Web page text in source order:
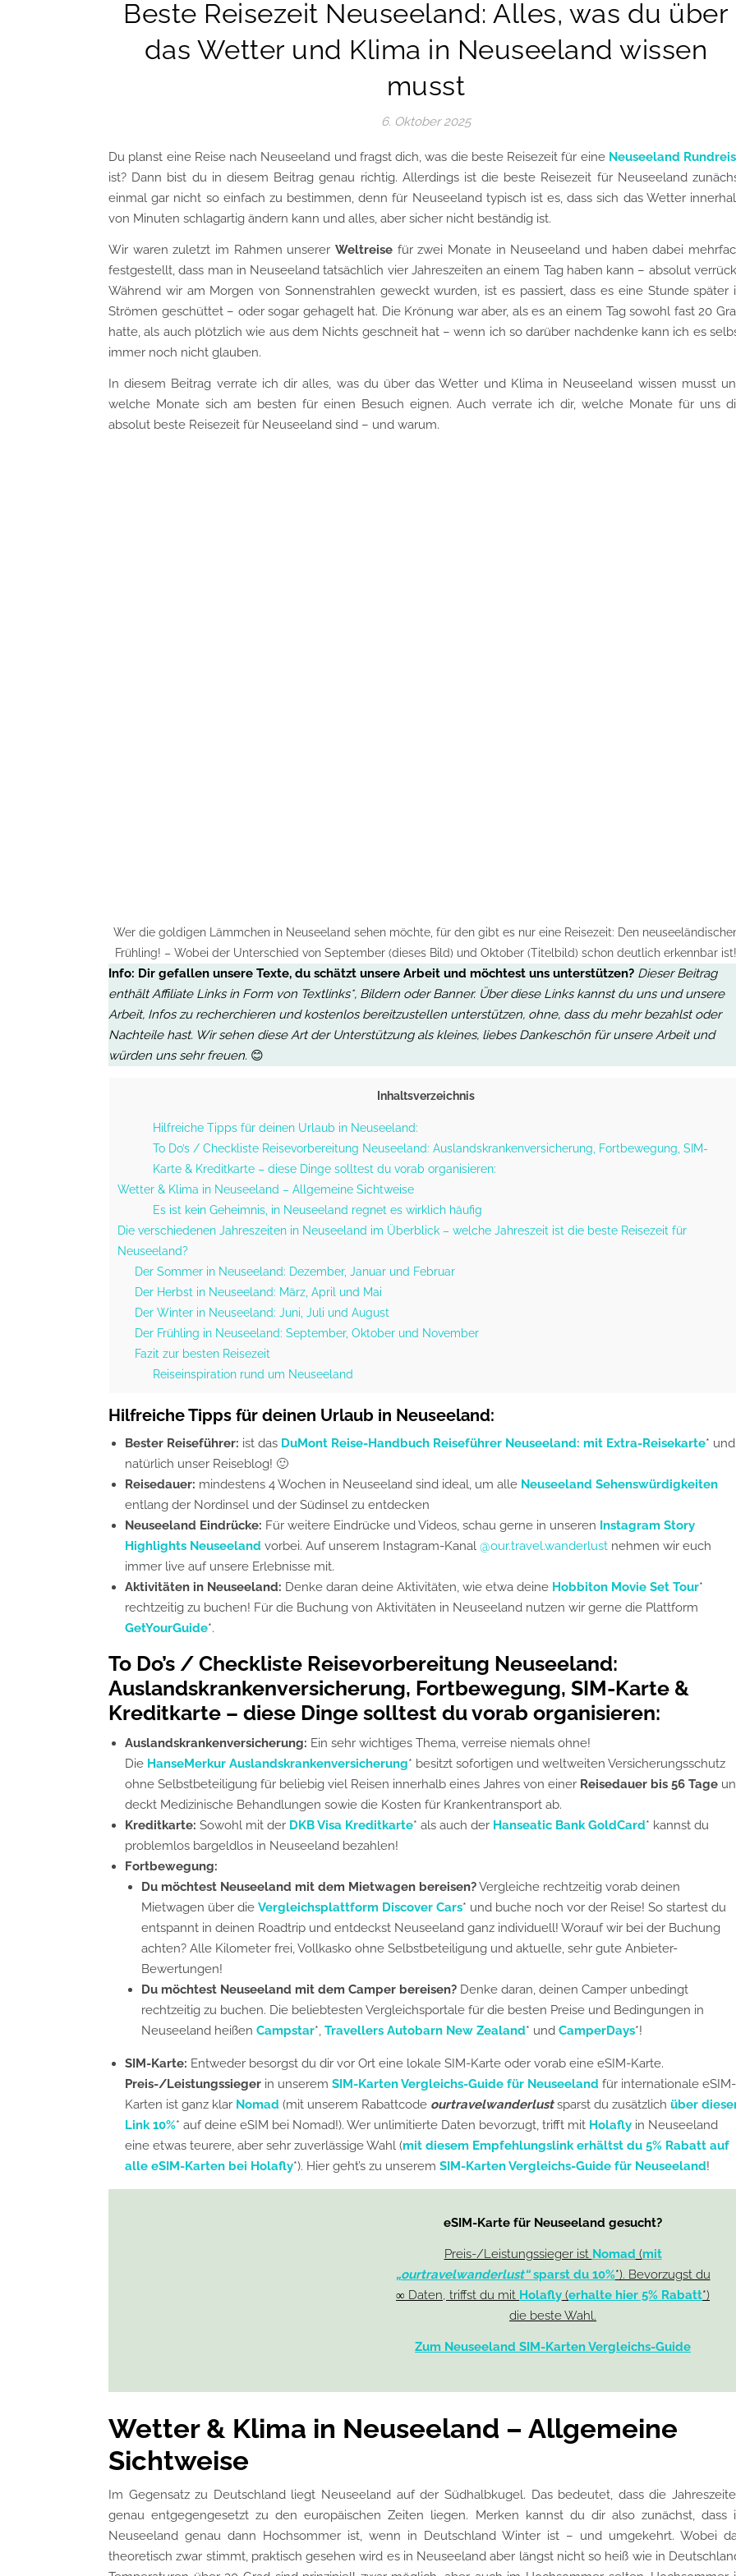
Beste Reisezeit Neuseeland: Alles, was du über
das Wetter und Klima in Neuseeland wissen
musst
6. Oktober 2025
Du planst eine Reise nach Neuseeland und fragst dich, was die beste Reisezeit für eine Neuseeland
ist? Dann bist du in diesem Beitrag genau richtig. Allerdings ist die beste Reisezeit für Neuseeland
einmal gar nicht so einfach zu bestimmen, denn für Neuseeland typisch ist es, dass sich das Wetter
von Minuten schlagartig ändern kann und alles, aber sicher nicht beständig ist.
Wir waren zuletzt im Rahmen unserer Weltreise für zwei Monate in Neuseeland und haben dabei
festgestellt, dass man in Neuseeland tatsächlich vier Jahreszeiten an einem Tag haben kann – absolut
Während wir am Morgen von Sonnenstrahlen geweckt wurden, ist es passiert, dass es eine Stunde später
Strömen geschüttet – oder sogar gehagelt hat. Die Krönung war aber, als es an einem Tag sowohl fast 20
hatte, als auch plötzlich wie aus dem Nichts geschneit hat – wenn ich so darüber nachdenke kann ich es
immer noch nicht glauben.
In diesem Beitrag verrate ich dir alles, was du über das Wetter und Klima in Neuseeland wissen musst
welche Monate sich am besten für einen Besuch eignen. Auch verrate ich dir, welche Monate für uns
absolut beste Reisezeit für Neuseeland sind – und warum.
Wer die goldigen Lämmchen in Neuseeland sehen möchte, für den gibt es nur eine Reisezeit: Den
Frühling! – Wobei der Unterschied von September (dieses Bild) und Oktober (Titelbild) schon deutlich erkennbar ist!
Info: Dir gefallen unsere Texte, du schätzt unsere Arbeit und möchtest uns unterstützen? Dieser Beitrag
enthält Affiliate Links in Form von Textlinks*, Bildern oder Banner. Über diese Links kannst du uns und unsere
Arbeit, Infos zu recherchieren und kostenlos bereitzustellen unterstützen, ohne, dass du mehr bezahlst oder
Nachteile hast. Wir sehen diese Art der Unterstützung als kleines, liebes Dankeschön für unsere Arbeit und
würden uns sehr freuen. 😊
Inhaltsverzeichnis
Hilfreiche Tipps für deinen Urlaub in Neuseeland:
To Do’s / Checkliste Reisevorbereitung Neuseeland: Auslandskrankenversicherung, Fortbewegung, SIM-
Karte & Kreditkarte – diese Dinge solltest du vorab organisieren:
Wetter & Klima in Neuseeland – Allgemeine Sichtweise
Es ist kein Geheimnis, in Neuseeland regnet es wirklich häufig
Die verschiedenen Jahreszeiten in Neuseeland im Überblick – welche Jahreszeit ist die beste Reisezeit für
Neuseeland?
Der Sommer in Neuseeland: Dezember, Januar und Februar
Der Herbst in Neuseeland: März, April und Mai
Der Winter in Neuseeland: Juni, Juli und August
Der Frühling in Neuseeland: September, Oktober und November
Fazit zur besten Reisezeit
Reiseinspiration rund um Neuseeland
Hilfreiche Tipps für deinen Urlaub in Neuseeland:
Bester Reiseführer: ist das DuMont Reise-Handbuch Reiseführer Neuseeland: mit Extra-Reisekarte* und
natürlich unser Reiseblog! 🙂
Reisedauer: mindestens 4 Wochen in Neuseeland sind ideal, um alle Neuseeland Sehenswürdigkeiten
entlang der Nordinsel und der Südinsel zu entdecken
Neuseeland Eindrücke: Für weitere Eindrücke und Videos, schau gerne in unseren Instagram Story
Highlights Neuseeland vorbei. Auf unserem Instagram-Kanal @our.travel.wanderlust nehmen wir euch
immer live auf unsere Erlebnisse mit.
Aktivitäten in Neuseeland: Denke daran deine Aktivitäten, wie etwa deine Hobbiton Movie Set Tour*
rechtzeitig zu buchen! Für die Buchung von Aktivitäten in Neuseeland nutzen wir gerne die Plattform
GetYourGuide*.
To Do’s / Checkliste Reisevorbereitung Neuseeland:
Auslandskrankenversicherung, Fortbewegung, SIM-Karte &
Kreditkarte – diese Dinge solltest du vorab organisieren:
Auslandskrankenversicherung: Ein sehr wichtiges Thema, verreise niemals ohne!
Die HanseMerkur Auslandskrankenversicherung* besitzt sofortigen und weltweiten Versicherungsschutz
ohne Selbstbeteiligung für beliebig viel Reisen innerhalb eines Jahres von einer Reisedauer bis 56 Tage
deckt Medizinische Behandlungen sowie die Kosten für Krankentransport ab.
Kreditkarte: Sowohl mit der DKB Visa Kreditkarte* als auch der Hanseatic Bank GoldCard* kannst du
problemlos bargeldlos in Neuseeland bezahlen!
Fortbewegung:
Du möchtest Neuseeland mit dem Mietwagen bereisen?Vergleiche rechtzeitig vorab deinen
Mietwagen über die Vergleichsplattform Discover Cars* und buche noch vor der Reise! So startest du
entspannt in deinen Roadtrip und entdeckst Neuseeland ganz individuell! Worauf wir bei der Buchung
achten? Alle Kilometer frei, Vollkasko ohne Selbstbeteiligung und aktuelle, sehr gute Anbieter-
Bewertungen!
Du möchtest Neuseeland mit dem Camper bereisen? Denke daran, deinen Camper unbedingt
rechtzeitig zu buchen. Die beliebtesten Vergleichsportale für die besten Preise und Bedingungen in
Neuseeland heißen Campstar*, Travellers Autobarn New Zealand* und CamperDays*!
SIM-Karte: Entweder besorgst du dir vor Ort eine lokale SIM-Karte oder vorab eine eSIM-Karte.
Preis-/Leistungssieger in unserem SIM-Karten Vergleichs-Guide für Neuseeland für internationale eSIM-
Karten ist ganz klar Nomad (mit unserem Rabattcode ourtravelwanderlust sparst du zusätzlich über
Link 10%* auf deine eSIM bei Nomad!). Wer unlimitierte Daten bevorzugt, trifft mit Holafly in Neuseeland
eine etwas teurere, aber sehr zuverlässige Wahl (mit diesem Empfehlungslink erhältst du 5% Rabatt auf
alle eSIM-Karten bei Holafly*). Hier geht’s zu unserem SIM-Karten Vergleichs-Guide für Neuseeland!
eSIM-Karte für Neuseeland gesucht?
Preis-/Leistungssieger ist Nomad (mit
„ourtravelwanderlust“ sparst du 10%*). Bevorzugst du
∞ Daten, triffst du mit Holafly (erhalte hier 5% Rabatt*)
die beste Wahl.
Zum Neuseeland SIM-Karten Vergleichs-Guide
Wetter & Klima in Neuseeland – Allgemeine
Sichtweise
Im Gegensatz zu Deutschland liegt Neuseeland auf der Südhalbkugel. Das bedeutet, dass die
genau entgegengesetzt zu den europäischen Zeiten liegen. Merken kannst du dir also zunächst, dass
Neuseeland genau dann Hochsommer ist, wenn in Deutschland Winter ist – und umgekehrt. Wobei
theoretisch zwar stimmt, praktisch gesehen wird es in Neuseeland aber längst nicht so heiß wie in